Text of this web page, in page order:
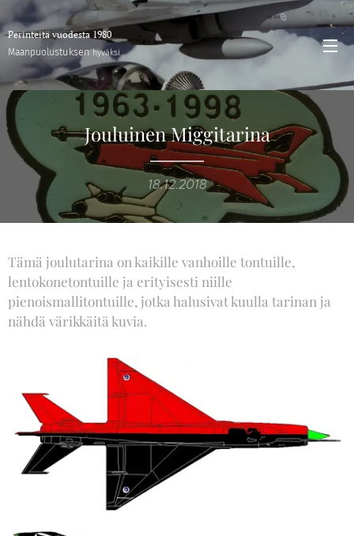
Perinteitä vuodesta 1980
Maanpuolustuksenhyväksi
Jouluinen Miggitarina
18.12.2018
Tämä joulutarina on kaikille vanhoille tontuille,
lentokonetontuille ja erityisesti niille
pienoismallitontuille, jotka halusivat kuulla tarinan ja
nähdä värikkäitä kuvia.